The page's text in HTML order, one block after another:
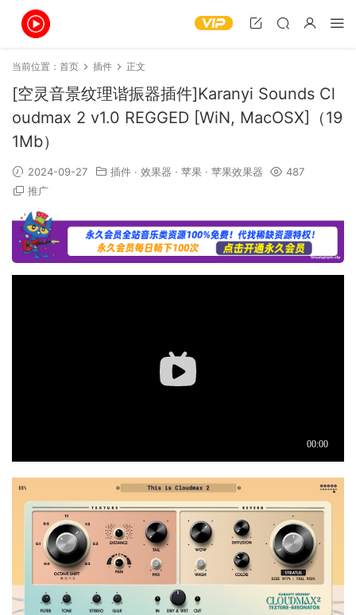
当前位置： 首页 插件 正文
[空灵音景纹理谐振器插件]Karanyi Sounds Cl
oudmax 2 v1.0 REGGED [WiN, MacOSX]（19
1Mb）
2024-09-27 插件 · 效果器 · 苹果 · 苹果效果器
487
推广